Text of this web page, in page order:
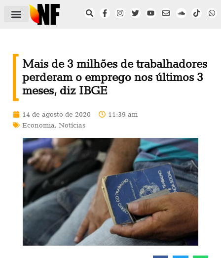
Mais de 3 milhões de trabalhadores
perderam o emprego nos últimos 3
meses, diz IBGE
14 de agosto de 2020
11:39 am
Economia, Notícias